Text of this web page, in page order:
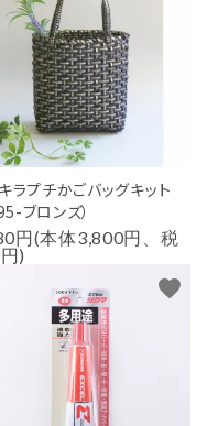
ラプチかごバッグキット
ブロンズ）
円(本体3,800円、税
)
favorite